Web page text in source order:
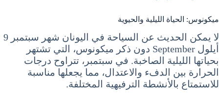
ميكونوس: الحياة الليلية والحيوية
لا يمكن الحديث عن السياحة في اليونان شهر سبتمبر 9
أيلول September دون ذكر ميكونوس، التي تشتهر
بحياتها الليلية الصاخبة. في سبتمبر، تتراوح درجات
الحرارة بين الدفء والاعتدال، مما يجعلها مناسبة
للاستمتاع بالأنشطة الترفيهية المختلفة.